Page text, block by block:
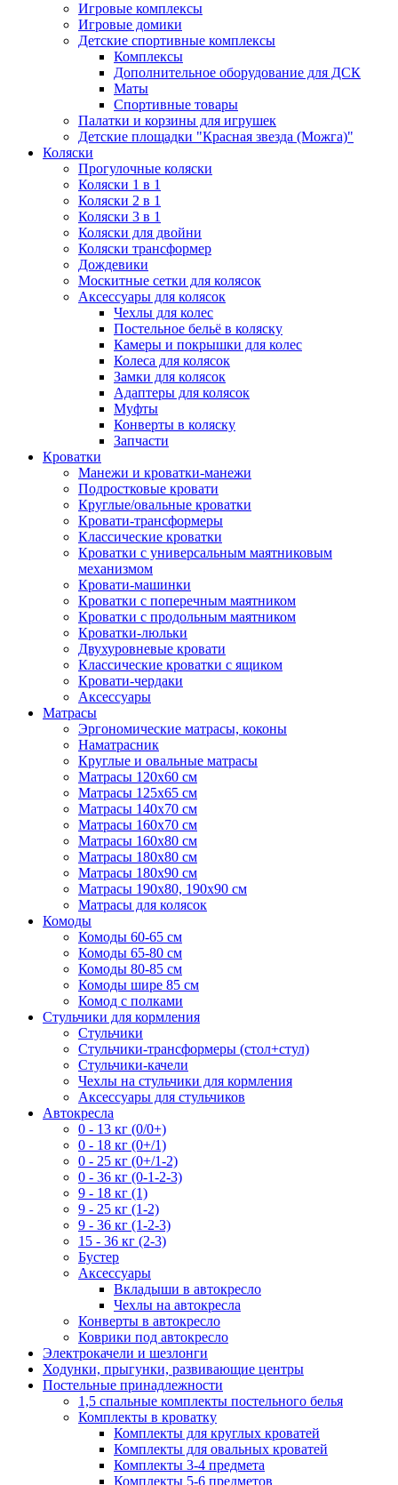
Игровые комплексы
Игровые домики
Детские спортивные комплексы
Комплексы
Дополнительное оборудование для ДСК
Маты
Спортивные товары
Палатки и корзины для игрушек
Детские площадки "Красная звезда (Можга)"
Коляски
Прогулочные коляски
Коляски 1 в 1
Коляски 2 в 1
Коляски 3 в 1
Коляски для двойни
Коляски трансформер
Дождевики
Москитные сетки для колясок
Аксессуары для колясок
Чехлы для колес
Постельное бельё в коляску
Камеры и покрышки для колес
Колеса для колясок
Замки для колясок
Адаптеры для колясок
Муфты
Конверты в коляску
Запчасти
Кроватки
Манежи и кроватки-манежи
Подростковые кровати
Круглые/овальные кроватки
Кровати-трансформеры
Классические кроватки
Кроватки с универсальным маятниковым
механизмом
Кровати-машинки
Кроватки с поперечным маятником
Кроватки с продольным маятником
Кроватки-люльки
Двухуровневые кровати
Классические кроватки с ящиком
Кровати-чердаки
Аксессуары
Матрасы
Эргономические матрасы, коконы
Наматрасник
Круглые и овальные матрасы
Матрасы 120х60 см
Матрасы 125х65 см
Матрасы 140х70 см
Матрасы 160х70 см
Матрасы 160х80 см
Матрасы 180х80 см
Матрасы 180х90 см
Матрасы 190х80, 190х90 см
Матрасы для колясок
Комоды
Комоды 60-65 см
Комоды 65-80 см
Комоды 80-85 см
Комоды шире 85 см
Комод с полками
Стульчики для кормления
Стульчики
Стульчики-трансформеры (стол+стул)
Стульчики-качели
Чехлы на стульчики для кормления
Аксессуары для стульчиков
Автокресла
0 - 13 кг (0/0+)
0 - 18 кг (0+/1)
0 - 25 кг (0+/1-2)
0 - 36 кг (0-1-2-3)
9 - 18 кг (1)
9 - 25 кг (1-2)
9 - 36 кг (1-2-3)
15 - 36 кг (2-3)
Бустер
Аксессуары
Вкладыши в автокресло
Чехлы на автокресла
Конверты в автокресло
Коврики под автокресло
Электрокачели и шезлонги
Ходунки, прыгунки, развивающие центры
Постельные принадлежности
1,5 спальные комплекты постельного белья
Комплекты в кроватку
Комплекты для круглых кроватей
Комплекты для овальных кроватей
Комплекты 3-4 предмета
Комплекты 5-6 предметов